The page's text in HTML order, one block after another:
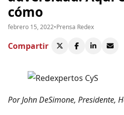
cómo
febrero 15, 2022•Prensa Redex
Compartir
Por John DeSimone, Presidente,